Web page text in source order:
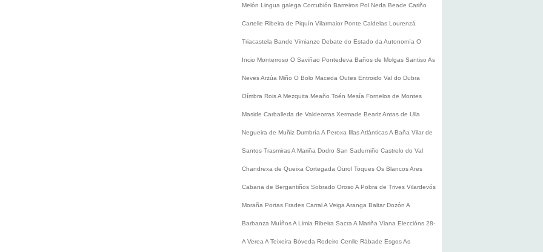
Melón Lingua galega Corcubión Barreiros Pol Neda Beade Cariño
Cartelle Ribeira de Piquín Vilarmaior Ponte Caldelas Lourenzá
Triacastela Bande Vimianzo Debate do Estado da Autonomía O
Incio Monterroso O Saviñao Pontedeva Baños de Molgas Santiso As
NevesArzúa Miño O Bolo Maceda Outes Entroido Val do Dubra
Oímbra RoisA Mezquita Meaño Toén Mesía Fornelos de Montes
Maside Carballeda de Valdeorras Xermade BearizAntas de Ulla
Negueira de Muñiz Dumbría A Peroxa Illas AtlánticasA Baña Vilar de
Santos TrasmirasA Mariña Dodro San Sadurniño Castrelo do Val
Chandrexa de Queixa Cortegada Ourol Toques Os BlancosAres
Cabana de Bergantiños Sobrado Oroso A Pobra de Trives Vilardevós
Moraña Portas Frades CarralA Veiga Aranga Baltar Dozón A
Barbanza MuíñosA Limia Ribeira Sacra A Mariña Viana Eleccións 28-
A Verea A Teixeira Bóveda Rodeiro Cenlle Rábade EsgosAs